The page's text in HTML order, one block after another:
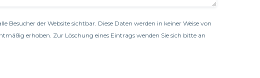
Besucher der Website sichtbar. Diese Daten werden in keiner Weise von
erhoben. Zur Löschung eines Eintrags wenden Sie sich bitte an